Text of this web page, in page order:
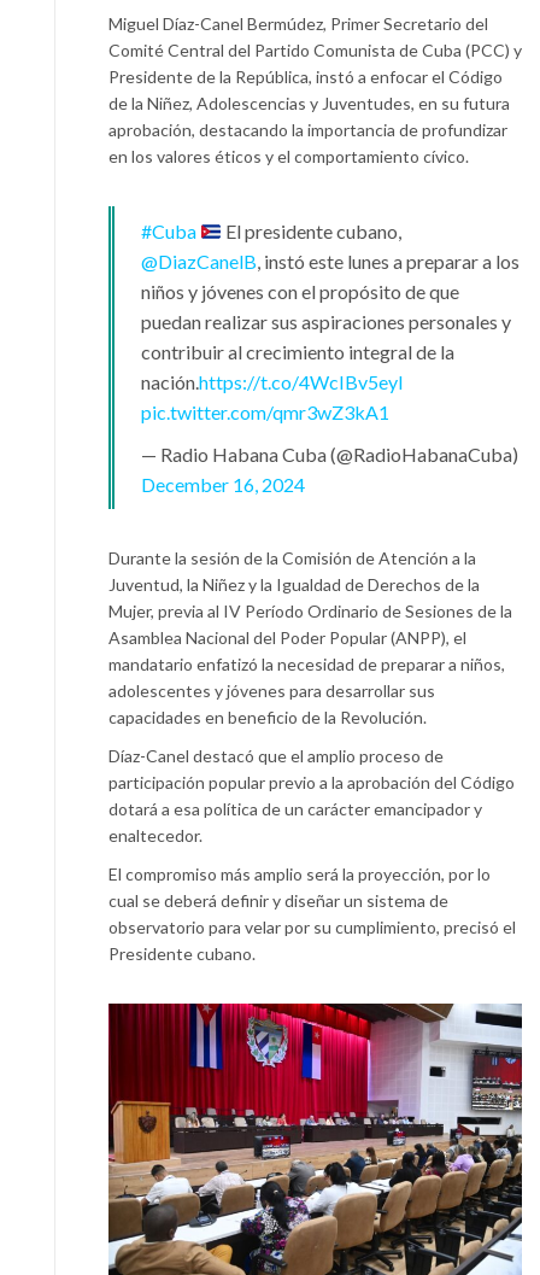
Miguel Díaz-Canel Bermúdez, Primer Secretario del
Comité Central del Partido Comunista de Cuba (PCC) y
Presidente de la República, instó a enfocar el Código
de la Niñez, Adolescencias y Juventudes, en su futura
aprobación, destacando la importancia de profundizar
en los valores éticos y el comportamiento cívico.
#Cuba
El presidente cubano,
@DiazCanelB, instó este lunes a preparar a los
niños y jóvenes con el propósito de que
puedan realizar sus aspiraciones personales y
contribuir al crecimiento integral de la
nación.https://t.co/4WcIBv5eyl
pic.twitter.com/qmr3wZ3kA1
— Radio Habana Cuba (@RadioHabanaCuba)
December 16, 2024
Durante la sesión de la Comisión de Atención a la
Juventud, la Niñez y la Igualdad de Derechos de la
Mujer, previa al IV Período Ordinario de Sesiones de la
Asamblea Nacional del Poder Popular (ANPP), el
mandatario enfatizó la necesidad de preparar a niños,
adolescentes y jóvenes para desarrollar sus
capacidades en beneficio de la Revolución.
Díaz-Canel destacó que el amplio proceso de
participación popular previo a la aprobación del Código
dotará a esa política de un carácter emancipador y
enaltecedor.
El compromiso más amplio será la proyección, por lo
cual se deberá definir y diseñar un sistema de
observatorio para velar por su cumplimiento, precisó el
Presidente cubano.